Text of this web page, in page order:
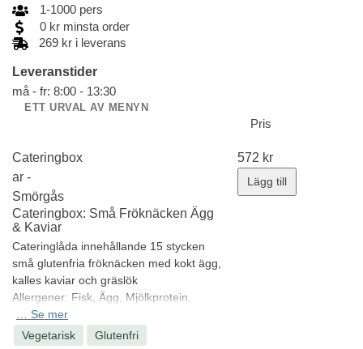
1-1000 pers
0 kr minsta order
269 kr i leverans
Leveranstider
må - fr: 8:00 - 13:30
ETT URVAL AV MENYN
Pris
Cateringbox
ar -
Smörgås
Cateringbox: Små Fröknäcken Ägg
& Kaviar
Cateringlåda innehållande 15 stycken
små glutenfria fröknäcken med kokt ägg,
kalles kaviar och gräslök
Allergener: Fisk, Ägg, Mjölkprotein,
Sesam
Minsta antal: 1 st
Se mer
Vegetarisk
Glutenfri
572 kr
Lägg till